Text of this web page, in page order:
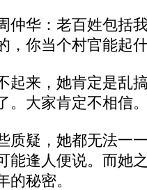
华：老百姓包括
，你当个村官能起
来，她肯定是乱
。大家肯定不相信
疑，她都无法一
能逢人便说。而她
秘密。